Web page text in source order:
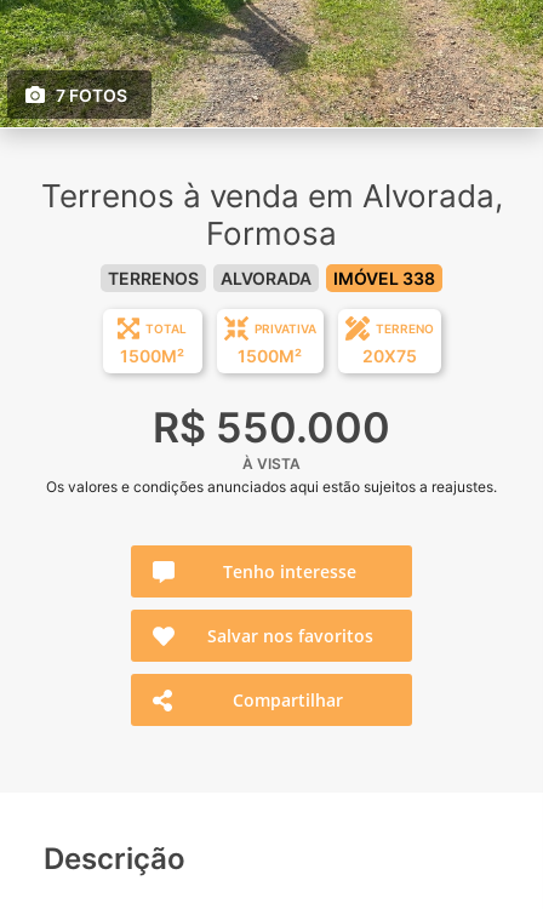
7 FOTOS
Terrenos à venda em Alvorada,
Formosa
TERRENOS ALVORADA IMÓVEL 338
TOTAL
1500M²
PRIVATIVA
1500M²
TERRENO
20X75
R$ 550.000
À VISTA
Os valores e condições anunciados aqui estão sujeitos a reajustes.
Tenho interesse
Salvar nos favoritos
Compartilhar
Descrição